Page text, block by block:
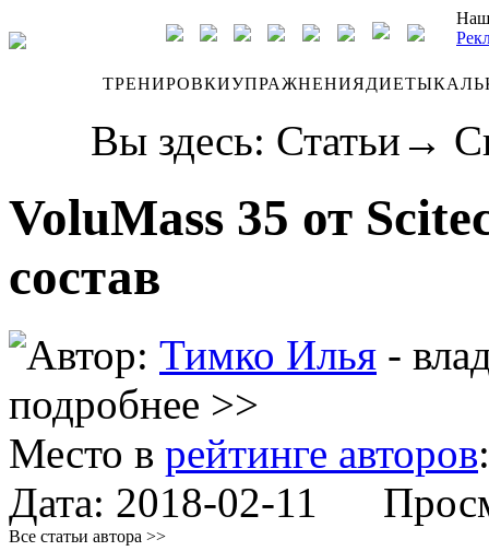
ТРЕНИРОВКИУПРАЖНЕНИЯДИЕТЫ
Вы здесь: Статьи →
VoluMass 35 от
состав
Автор: Тимко Илья -
подробнее >>
Место в рейтинге авторов
Дата: 2018-02-11
Все статьи автора >>